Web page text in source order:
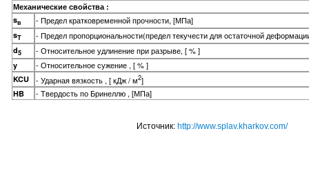
Механические свойства :
sв - Предел кратковременной прочности, [МПа]
sT - Предел пропорциональности(предел текучести для остаточной
d5 - Относительное удлинение при разрыве, [ % ]
y - Относительное сужение , [ % ]
KCU - Ударная вязкость , [ кДж / м2]
HB - Твердость по Бринеллю , [МПа]
Источник: http://www.splav.kharkov.com/